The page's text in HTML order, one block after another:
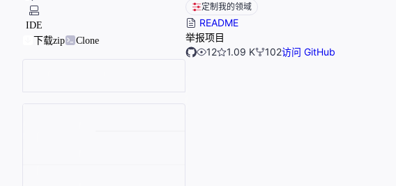
IDE
下载zip
Clone
定制我的领域
README
举报项目
12
1.09 K 102访问 GitHub